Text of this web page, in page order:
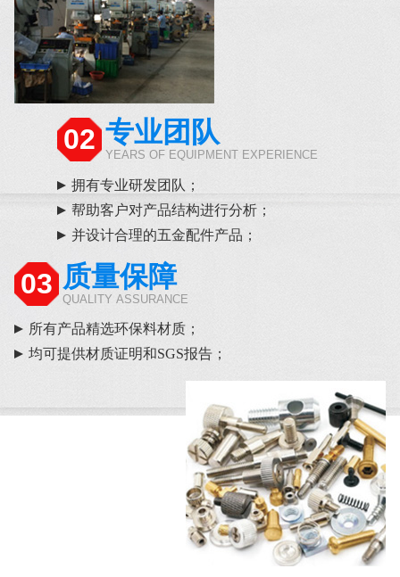
02 专业团队
YEARS OF EQUIPMENT EXPERIENCE
拥有专业研发团队；
帮助客户对产品结构进行分析；
并设计合理的五金配件产品；
03 质量保障
QUALITY ASSURANCE
所有产品精选环保料材质；
均可提供材质证明和SGS报告；